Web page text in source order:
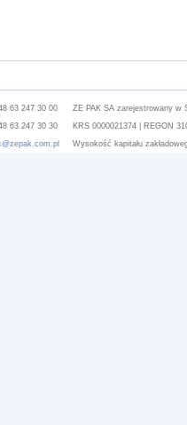
63 247 30 00
63 247 30 30
ZE PAK SA zarejestrowany w
KRS 0000021374 | REGON
Wysokość kapitału